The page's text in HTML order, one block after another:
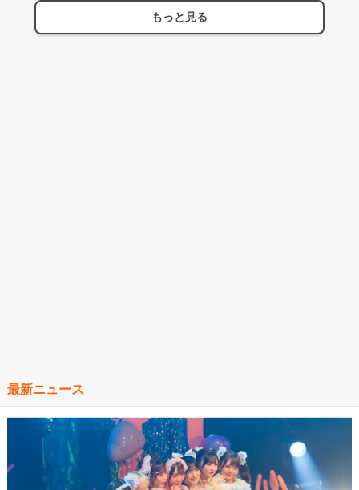
もっと見る
最新ニュース